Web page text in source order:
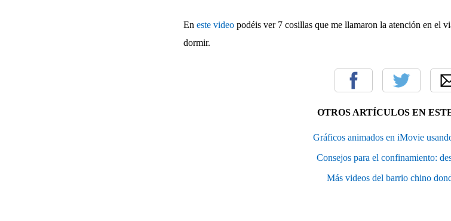
En este video podéis ver 7 cosillas que me llamaron la atención en el
dormir.
OTROS ARTÍCULOS EN
Gráficos animados en iMovie
Consejos para el confinamiento:
Más videos del barrio chino